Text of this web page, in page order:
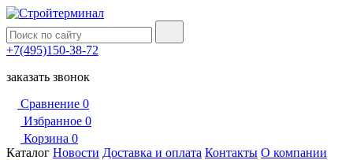
+7(495)150-38-72
заказать звонок
Сравнение 0
Избранное 0
Корзина 0
Каталог Новости Доставка и оплата Контакты О компании